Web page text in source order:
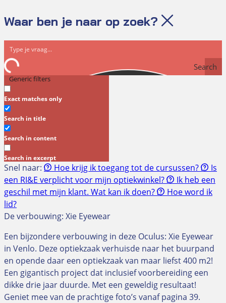
Waar ben je naar op zoek?
Search
Generic filters
Exact matches only
Search in title
Search in content
Search in excerpt
Snel naar: Hoe krijg ik toegang tot de cursussen?
Is
een RI&E verplicht voor mijn optiekwinkel?
Ik heb een
geschil met mijn klant. Wat kan ik doen?
Hoe word ik
lid?
De verbouwing: Xie Eyewear
Een bijzondere verbouwing in deze Oculus: Xie Eyewear
in Venlo. Deze optiekzaak verhuisde naar het buurpand
en opende daar een optiekzaak van maar liefst 400 m2!
Een gigantisch project dat inclusief voorbereiding een
dikke drie jaar duurde. Met een geweldig resultaat!
Geniet mee van de prachtige foto’s vanaf pagina 39.